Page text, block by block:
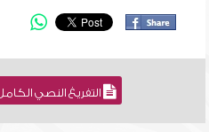
التفريغ النصي